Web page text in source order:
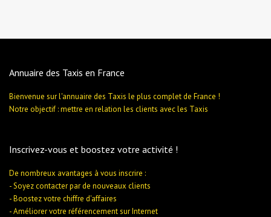
Annuaire des Taxis en France
Bienvenue sur l'annuaire des Taxis le plus complet de France !
Notre objectif : mettre en relation les clients avec les Taxis
Inscrivez-vous et boostez votre activité !
De nombreux avantages à vous inscrire :
- Soyez contacter par de nouveaux clients
- Boostez votre chiffre d'affaires
- Améliorer votre référencement sur Internet